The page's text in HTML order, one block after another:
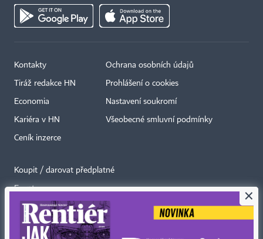
Kontakty
Tiráž redakce HN
Economia
Kariéra v HN
Ceník inzerce
Ochrana osobních údajů
Prohlášení o cookies
Nastavení soukromí
Všeobecné smluvní podmínky
Koupit / darovat předplatné
Eventy
Newslettery
RSS kanály
×